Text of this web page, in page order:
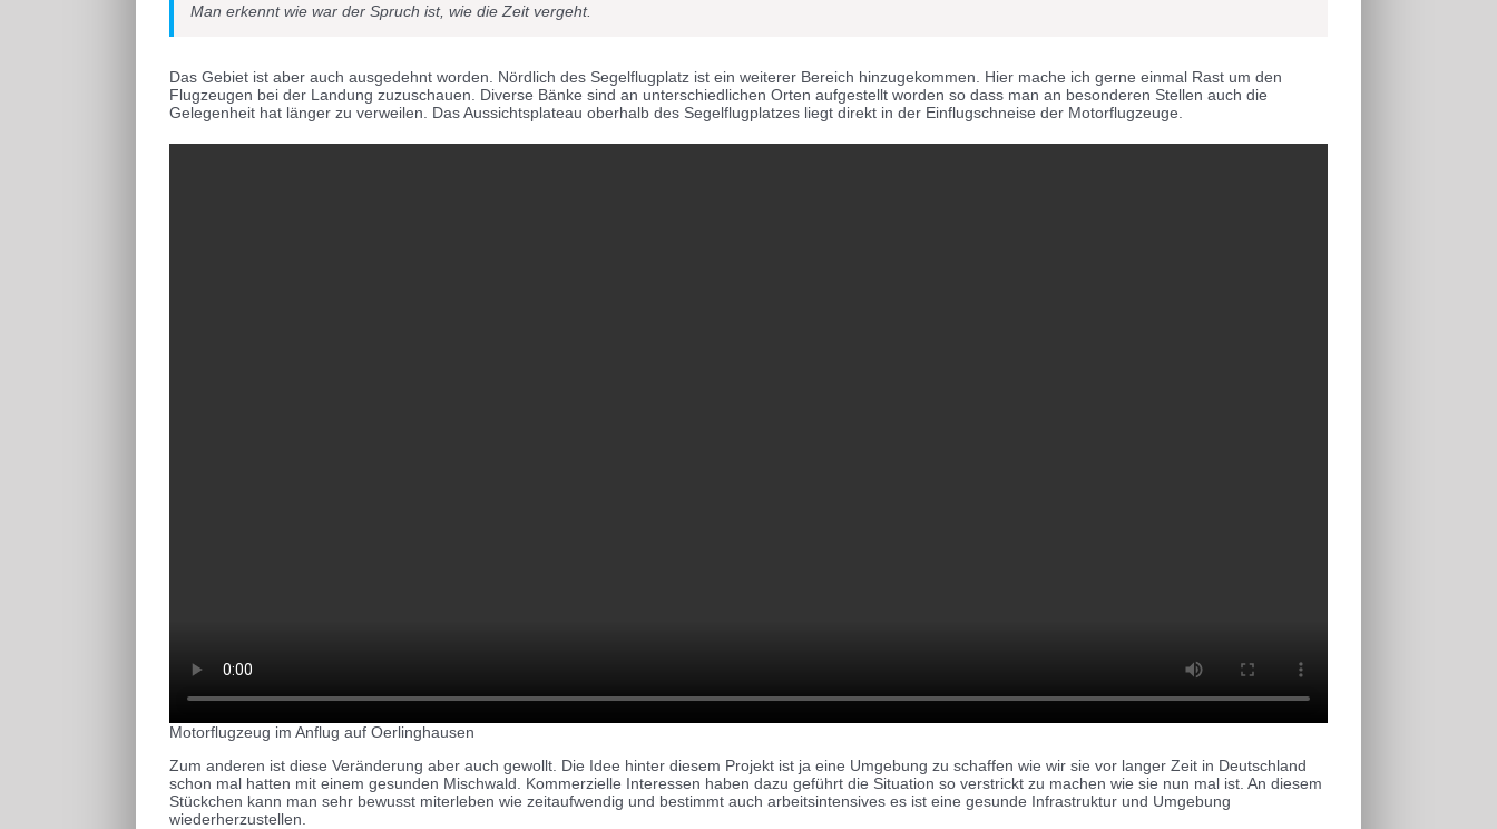
Man erkennt wie war der Spruch ist, wie die Zeit vergeht.
Das Gebiet ist aber auch ausgedehnt worden. Nördlich des Segelflugplatz ist ein weiterer Bereich hinzugekommen. Hier mache ich gerne einmal Rast um den
Flugzeugen bei der Landung zuzuschauen. Diverse Bänke sind an unterschiedlichen Orten aufgestellt worden so dass man an besonderen Stellen auch die
Gelegenheit hat länger zu verweilen. Das Aussichtsplateau oberhalb des Segelflugplatzes liegt direkt in der Einflugschneise der Motorflugzeuge.
Motorflugzeug im Anflug auf Oerlinghausen
Zum anderen ist diese Veränderung aber auch gewollt. Die Idee hinter diesem Projekt ist ja eine Umgebung zu schaffen wie wir sie vor langer Zeit in Deutschland
schon mal hatten mit einem gesunden Mischwald. Kommerzielle Interessen haben dazu geführt die Situation so verstrickt zu machen wie sie nun mal ist. An diesem
Stückchen kann man sehr bewusst miterleben wie zeitaufwendig und bestimmt auch arbeitsintensives es ist eine gesunde Infrastruktur und Umgebung
wiederherzustellen.